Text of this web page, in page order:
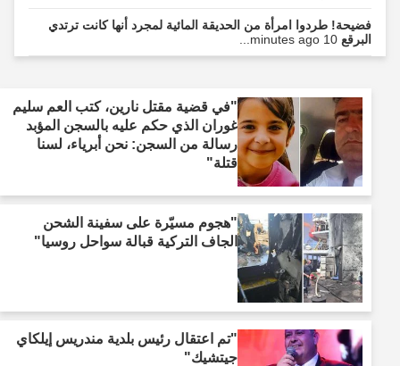
فضيحة! طردوا امرأة من الحديقة المائية لمجرد أنها كانت ترتدي
البرقع10 minutes ago...
"في قضية مقتل نارين، كتب العم سليم
غوران الذي حكم عليه بالسجن المؤبد
رسالة من السجن: نحن أبرياء، لسنا
قتلة"
"هجوم مسيّرة على سفينة الشحن
الجاف التركية قبالة سواحل روسيا"
"تم اعتقال رئيس بلدية مندريس إيلكاي
جيتشيك"